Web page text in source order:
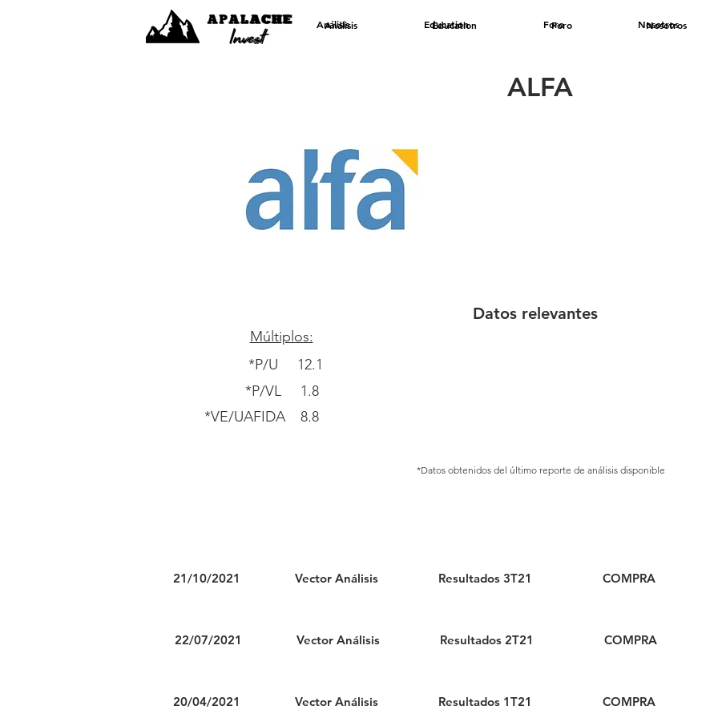
Análisis Education Foro Nosotros
Análisis Education Foro Nosotros
ALFA
Datos relevantes
Múltiplos:
*P/U
12.1
*P/VL
1.8
*VE/UAFIDA
8.8
*Datos obtenidos del último reporte de análisis disponible
21/10/2021 Vector Análisis Resultados 3T21 COMPRA
22/07/2021 Vector Análisis Resultados 2T21 COMPRA
20/04/2021 Vector Análisis Resultados 1T21 COMPRA